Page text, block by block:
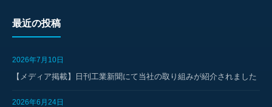
最近の投稿
2026年7月10日
【メディア掲載】日刊工業新聞にて当社の取り組みが紹介されました
2026年6月24日